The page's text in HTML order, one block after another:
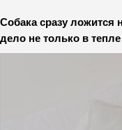
Собака сразу ложится
дело не только в тепле